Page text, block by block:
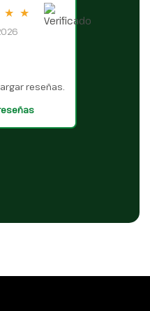
★ ★
reseñas.